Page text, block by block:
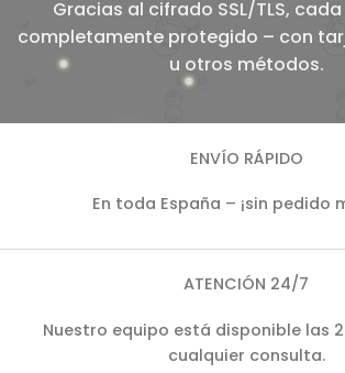
Gracias al cifrado SSL/TLS,
completamente protegido – con
u otros métodos.
ENVÍO RÁPIDO
En toda España – ¡sin pedido
ATENCIÓN 24/7
Nuestro equipo está disponible las
cualquier consulta.